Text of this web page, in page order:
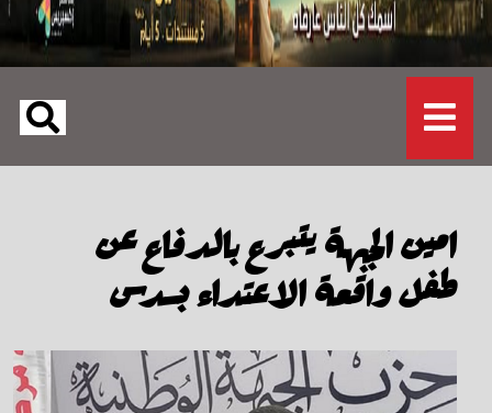
امين الجبهة يتبرع بالدفاع عن
طفل واقعة الاعتداء بسدس